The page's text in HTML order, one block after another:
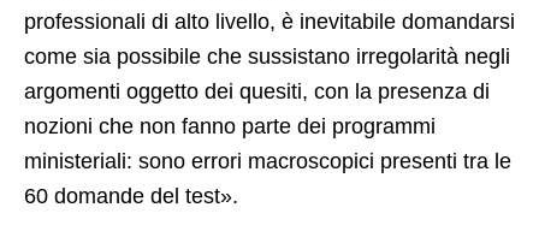
professionali di alto livello, è inevitabile domandarsi
come sia possibile che sussistano irregolarità negli
argomenti oggetto dei quesiti, con la presenza di
nozioni che non fanno parte dei programmi
ministeriali: sono errori macroscopici presenti tra le
60 domande del test».